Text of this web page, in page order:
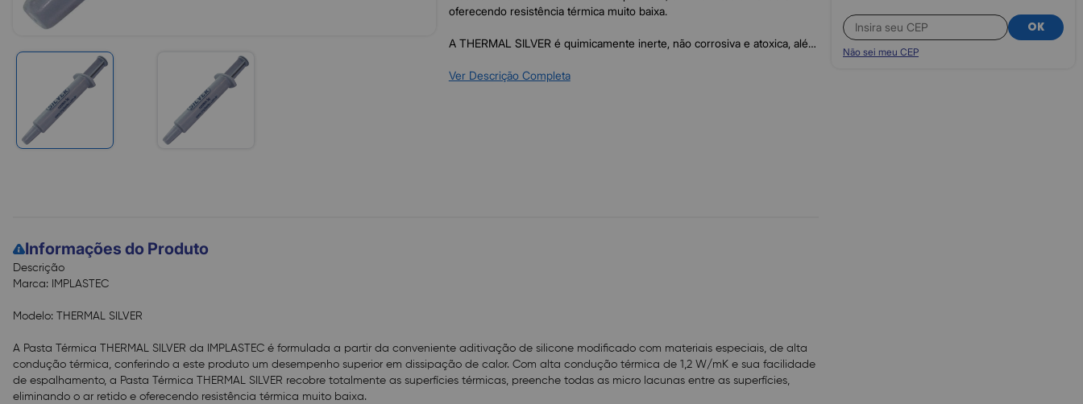
OK
Não sei meu CEP
oferecendo resistência térmica muito baixa.
A THERMAL SILVER é quimicamente inerte, não corrosiva e atoxica, além
suas principais propriedades em temperaturas de até 250ºC e, por
- Consistência (grau NLGI): 2 ou 3;
- Exudação: 0,4%;
- Componente básico: Silicone Modificado;
Ver Descrição Completa
Informações do Produto
Descrição
Marca: IMPLASTEC
Modelo: THERMAL SILVER
A Pasta Térmica THERMAL SILVER da IMPLASTEC é formulada a partir da conveniente aditivação de silicone modificado com materiais especiais, de alta
condução térmica, conferindo a este produto um desempenho superior em dissipação de calor. Com alta condução térmica de 1,2 W/mK e sua facilidade
de espalhamento, a Pasta Térmica THERMAL SILVER recobre totalmente as superfícies térmicas, preenche todas as micro lacunas entre as superfícies,
eliminando o ar retido e oferecendo resistência térmica muito baixa.